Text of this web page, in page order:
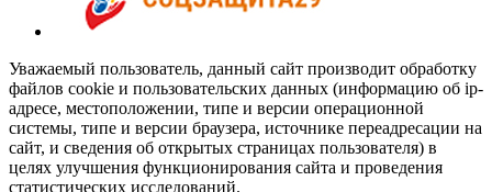
Уважаемый пользователь, данный сайт производит обработку
файлов cookie и пользовательских данных (информацию об ip-
адресе, местоположении, типе и версии операционной
системы, типе и версии браузера, источнике переадресации на
сайт, и сведения об открытых страницах пользователя) в
целях улучшения функционирования сайта и проведения
статистических исследований.